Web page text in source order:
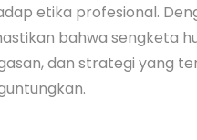
etika profesional.
bahwa sengketa
dan strategi yang